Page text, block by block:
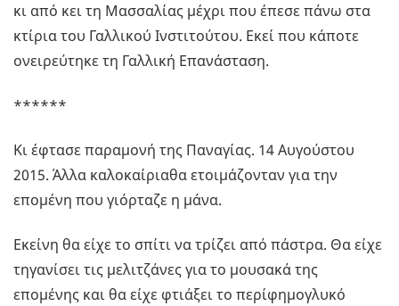
κι από κει τη Μασσαλίας μέχρι που έπεσε πάνω στα
κτίρια του Γαλλικού Ινστιτούτου. Εκεί που κάποτε
ονειρεύτηκε τη Γαλλική Επανάσταση.
******
Κι έφτασε παραμονή της Παναγίας. 14 Αυγούστου
2015. Άλλα καλοκαίριαθα ετοιμάζονταν για την
επομένη που γιόρταζε η μάνα.
Εκείνη θα είχε το σπίτι να τρίζει από πάστρα. Θα είχε
τηγανίσει τις μελιτζάνες για το μουσακά της
επομένης και θα είχε φτιάξει το περίφημογλυκό